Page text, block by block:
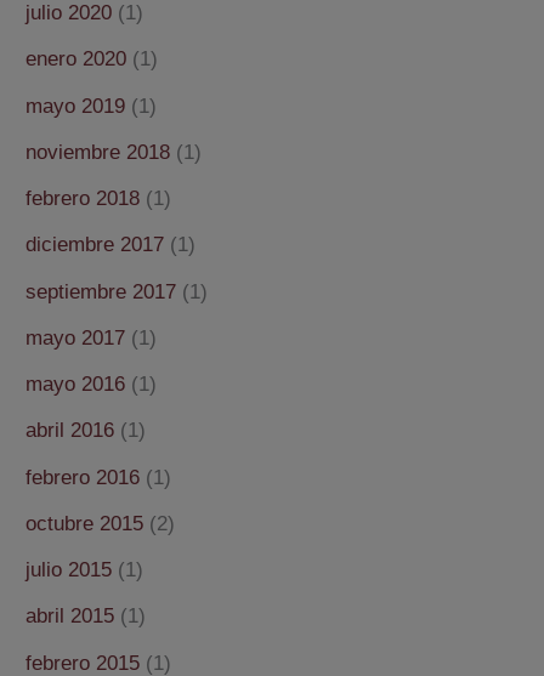
julio 2020 (1)
enero 2020 (1)
mayo 2019 (1)
noviembre 2018 (1)
febrero 2018 (1)
diciembre 2017 (1)
septiembre 2017 (1)
mayo 2017 (1)
mayo 2016 (1)
abril 2016 (1)
febrero 2016 (1)
octubre 2015 (2)
julio 2015 (1)
abril 2015 (1)
febrero 2015 (1)